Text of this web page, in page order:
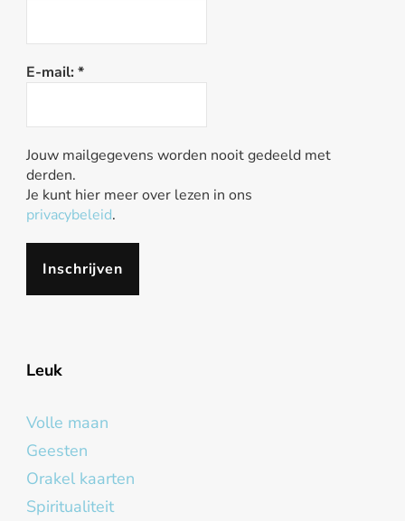
E-mail: *
Jouw mailgegevens worden nooit gedeeld met
derden.
Je kunt hier meer over lezen in ons
privacybeleid.
Leuk
Volle maan
Geesten
Orakel kaarten
Spiritualiteit